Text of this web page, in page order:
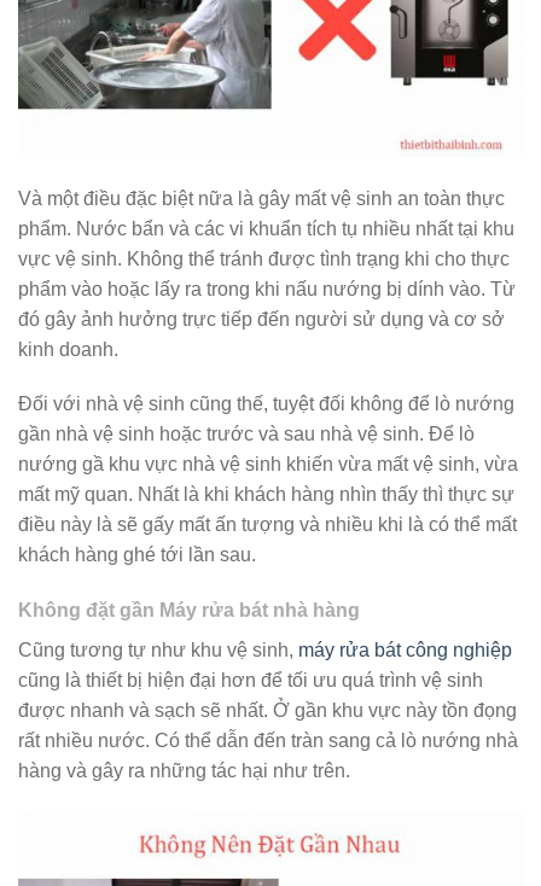
Và một điều đặc biệt nữa là gây mất vệ sinh an toàn thực
phẩm. Nước bẩn và các vi khuẩn tích tụ nhiều nhất tại khu
vực vệ sinh. Không thể tránh được tình trạng khi cho thực
phẩm vào hoặc lấy ra trong khi nấu nướng bị dính vào. Từ
đó gây ảnh hưởng trực tiếp đến người sử dụng và cơ sở
kinh doanh.
Đối với nhà vệ sinh cũng thế, tuyệt đối không để lò nướng
gần nhà vệ sinh hoặc trước và sau nhà vệ sinh. Để lò
nướng gầ khu vực nhà vệ sinh khiến vừa mất vệ sinh, vừa
mất mỹ quan. Nhất là khi khách hàng nhìn thấy thì thực sự
điều này là sẽ gấy mất ấn tượng và nhiều khi là có thể mất
khách hàng ghé tới lần sau.
Không đặt gần Máy rửa bát nhà hàng
Cũng tương tự như khu vệ sinh, máy rửa bát công nghiệp
cũng là thiết bị hiện đại hơn để tối ưu quá trình vệ sinh
được nhanh và sạch sẽ nhất. Ở gần khu vực này tồn đọng
rất nhiều nước. Có thể dẫn đến tràn sang cả lò nướng nhà
hàng và gây ra những tác hại như trên.